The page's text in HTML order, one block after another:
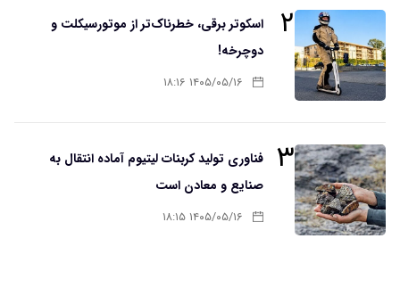
۲
اسکوتر برقی، خطرناک‌تر از موتورسیکلت و
دوچرخه!
۱۴۰۵/۰۵/۱۶ ۱۸:۱۶
۳
فناوری تولید کربنات لیتیوم آماده انتقال به
صنایع و معادن است
۱۴۰۵/۰۵/۱۶ ۱۸:۱۵